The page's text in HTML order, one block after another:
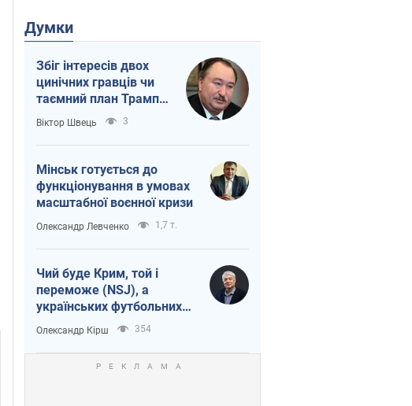
Думки
Збіг інтересів двох
цинічних гравців чи
таємний план Трампа
і Путіна?
Віктор Швець 3
Мінськ готується до
функціонування в умовах
масштабної воєнної кризи
Олександр Левченко 1,7 т.
Чий буде Крим, той і
переможе (NSJ), а
українських футбольних
чиновників можуть
назвати вбивцями
Олександр Кірш 354